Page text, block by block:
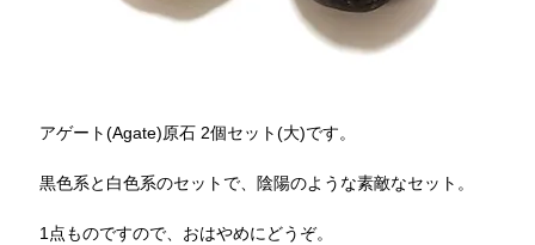
アゲート(Agate)原石 2個セット(大)です。
黒色系と白色系のセットで、陰陽のような素敵なセット。
1点ものですので、おはやめにどうぞ。